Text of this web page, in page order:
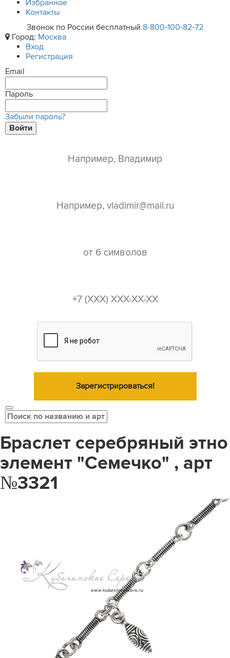
Избранное
Контакты
Звонок по России бесплатный 8-800-100-82-72
Город: Москва
Вход
Регистрация
Email
Пароль
Забыли пароль?
Войти
Зарегистрироваться!
Браслет серебряный этно
элемент "Семечко" , арт
№3321